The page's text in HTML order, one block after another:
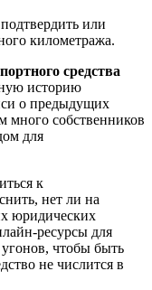
или
километража.
средства
историю
о предыдущих
много собственников
для
к
нет ли на
юридических
ресурсы для
угонов, чтобы быть
не числится в